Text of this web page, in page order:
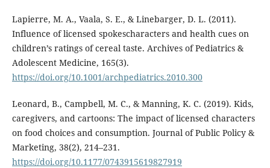
Lapierre, M. A., Vaala, S. E., & Linebarger, D. L. (2011).
Influence of licensed spokescharacters and health cues on
children’s ratings of cereal taste. Archives of Pediatrics &
Adolescent Medicine, 165(3).
https://doi.org/10.1001/archpediatrics.2010.300
Leonard, B., Campbell, M. C., & Manning, K. C. (2019). Kids,
caregivers, and cartoons: The impact of licensed characters
on food choices and consumption. Journal of Public Policy &
Marketing, 38(2), 214–231.
https://doi.org/10.1177/0743915619827919